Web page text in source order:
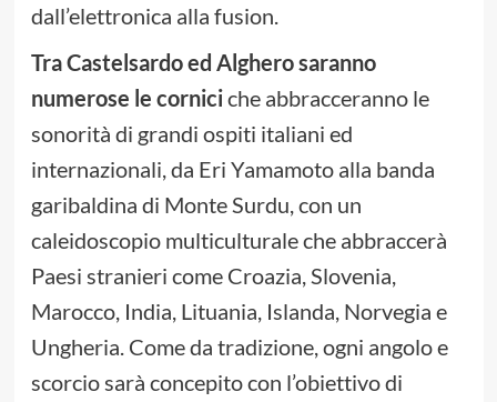
dall’elettronica alla fusion.
Tra Castelsardo ed Alghero saranno
numerose le corniciche abbracceranno le
sonorità di grandi ospiti italiani ed
internazionali, da Eri Yamamoto alla banda
garibaldina di Monte Surdu, con un
caleidoscopio multiculturale che abbraccerà
Paesi stranieri come Croazia, Slovenia,
Marocco, India, Lituania, Islanda, Norvegia e
Ungheria. Come da tradizione, ogni angolo e
scorcio sarà concepito con l’obiettivo di